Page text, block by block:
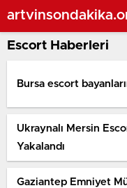
Escort Haberleri
Bursa escort
Ukraynalı Mersin
Yakalandı
Gaziantep Emniyet